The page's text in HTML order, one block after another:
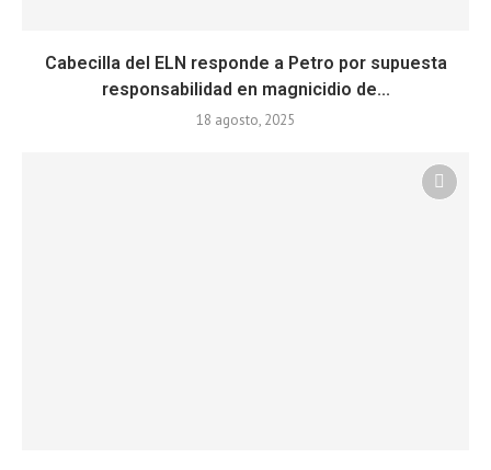
Cabecilla del ELN responde a Petro por supuesta
responsabilidad en magnicidio de...
18 agosto, 2025